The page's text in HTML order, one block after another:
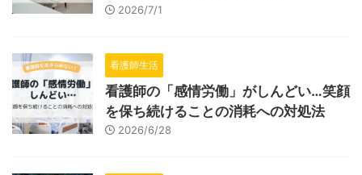
2026/7/1
看護師生活
看護師の「感情労働」がしんどい…笑顔
を保ち続けることの消耗への対処法
2026/6/28